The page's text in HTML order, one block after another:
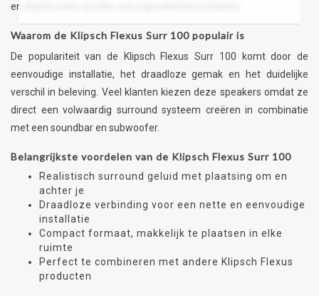
en diepte willen zonder een ingewikkelde installatie.
Waarom de Klipsch Flexus Surr 100 populair is
De populariteit van de Klipsch Flexus Surr 100 komt door de
eenvoudige installatie, het draadloze gemak en het duidelijke
verschil in beleving. Veel klanten kiezen deze speakers omdat ze
direct een volwaardig surround systeem creëren in combinatie
met een soundbar en subwoofer.
Belangrijkste voordelen van de Klipsch Flexus Surr 100
Realistisch surround geluid met plaatsing om en
achter je
Draadloze verbinding voor een nette en eenvoudige
installatie
Compact formaat, makkelijk te plaatsen in elke
ruimte
Perfect te combineren met andere Klipsch Flexus
producten